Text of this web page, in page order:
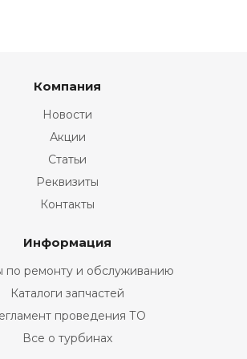
Компания
Новости
Акции
Статьи
Реквизиты
Контакты
Информация
по ремонту и обслуживанию
Каталоги запчастей
проведения ТО
Все о турбинах